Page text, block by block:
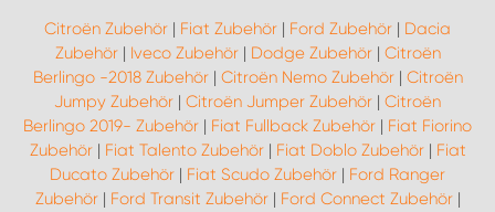
Citroën Zubehör | Fiat Zubehör | Ford Zubehör | Dacia
Zubehör| Iveco Zubehör| Dodge Zubehör| Citroën
Berlingo -2018 Zubehör| Citroën Nemo Zubehör| Citroën
Jumpy Zubehör | Citroën Jumper Zubehör | Citroën
Berlingo 2019- Zubehör | Fiat Fullback Zubehör | Fiat Fiorino
Zubehör| Fiat Talento Zubehör| Fiat Doblo Zubehör| Fiat
Ducato Zubehör | Fiat Scudo Zubehör | Ford Ranger
Zubehör| Ford Transit Zubehör| Ford Connect Zubehör|